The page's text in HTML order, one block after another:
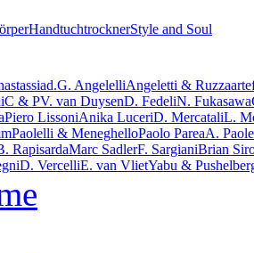
HandtuchtrocknerStyle and Soul
G. AngelelliAngeletti & Ruzza
C & PV. van DuysenD. FedeliN. Fukasawa
Piero LissoniAnika LuceriD. MercataliL.
Paolelli & MeneghelloPaolo PareaA.
RapisardaMarc SadlerF. SargianiBrian
D. VercelliE. van VlietYabu &